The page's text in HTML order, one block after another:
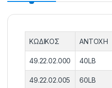
ΚΩΔΙΚΟΣ ΑΝΤΟΧΗ
49.22.02.000 40LB
49.22.02.005 60LB